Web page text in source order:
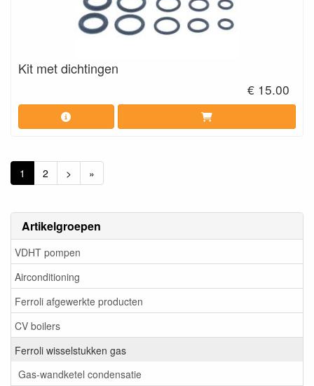
Artikelgroepen
VDHT pompen
Airconditioning
Ferroli afgewerkte producten
CV boilers
Ferroli wisselstukken gas
Gas-wandketel condensatie
Kit met dichtingen
€ 15.00
1 2 > »